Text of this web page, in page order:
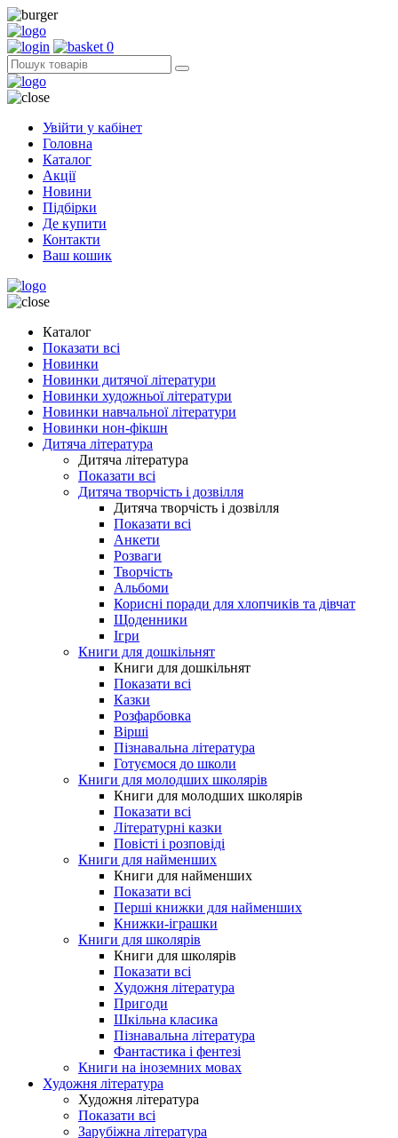
0
Увійти у кабінет
Головна
Каталог
Акції
Новини
Підбірки
Де купити
Контакти
Ваш кошик
Каталог
Показати всі
Новинки
Новинки дитячої літератури
Новинки художньої літератури
Новинки навчальної літератури
Новинки нон-фікшн
Дитяча література
Дитяча література
Показати всі
Дитяча творчість і дозвілля
Дитяча творчість і дозвілля
Показати всі
Анкети
Розваги
Творчість
Альбоми
Корисні поради для хлопчиків та дівчат
Щоденники
Ігри
Книги для дошкільнят
Книги для дошкільнят
Показати всі
Казки
Розфарбовка
Вірші
Пізнавальна література
Готуємося до школи
Книги для молодших школярів
Книги для молодших школярів
Показати всі
Літературні казки
Повісті і розповіді
Книги для найменших
Книги для найменших
Показати всі
Перші книжки для найменших
Книжки-іграшки
Книги для школярів
Книги для школярів
Показати всі
Художня література
Пригоди
Шкільна класика
Пізнавальна література
Фантастика і фентезі
Книги на іноземних мовах
Художня література
Художня література
Показати всі
Зарубіжна література